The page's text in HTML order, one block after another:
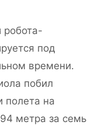
под
времени.
побил
полета на
метра за семь